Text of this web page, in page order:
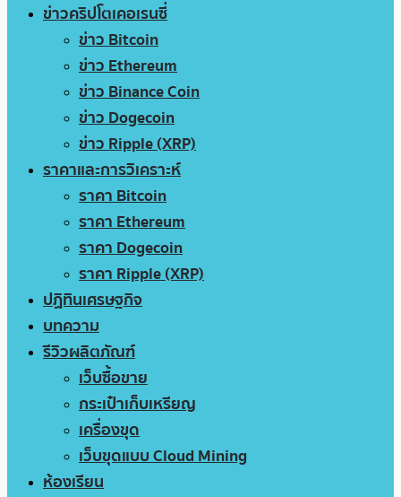
ข่าวคริปโตเคอเรนซี่
ข่าว Bitcoin
ข่าว Ethereum
ข่าว Binance Coin
ข่าว Dogecoin
ข่าว Ripple (XRP)
ราคาและการวิเคราะห์
ราคา Bitcoin
ราคา Ethereum
ราคา Dogecoin
ราคา Ripple (XRP)
ปฏิทินเศรษฐกิจ
บทความ
รีวิวผลิตภัณฑ์
เว็บซื้อขาย
กระเป๋าเก็บเหรียญ
เครื่องขุด
เว็บขุดแบบ Cloud Mining
ห้องเรียน